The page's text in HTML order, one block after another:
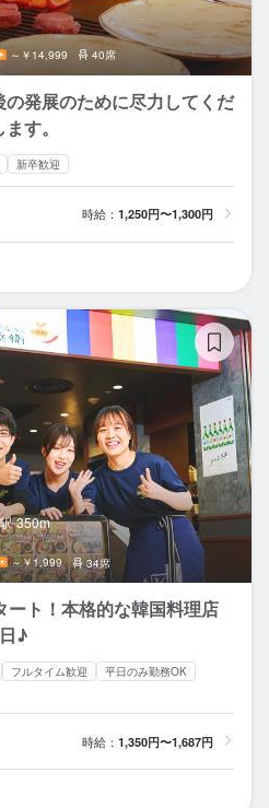
～￥14,999 40席
発展のために尽力してくだ
す。
新卒歓迎
時給： 1,250円〜1,300円
駅 350m
～￥1,999 34席
ト！本格的な韓国料理店
♪
フルタイム歓迎
平日のみ勤務OK
時給： 1,350円〜1,687円